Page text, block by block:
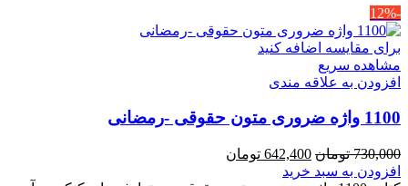
-12%
برای مقایسه اضافه کنید
مشاهده سریع
افزودن به علاقه مندی
1100 واژه ضروری متون حقوقی -رمضانی
730,000 تومان قیمت
اصلی
642,400 تومان
افزودن به سبد خرید